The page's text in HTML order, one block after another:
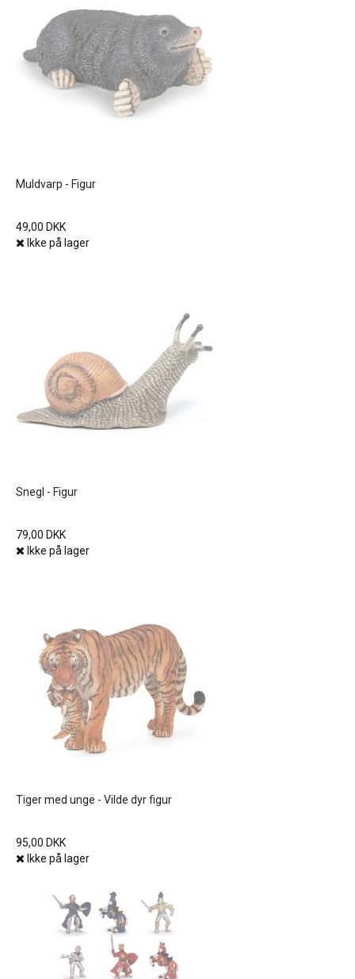
Muldvarp - Figur
49,00 DKK
Ikke på lager
Snegl - Figur
79,00 DKK
Ikke på lager
Tiger med unge - Vilde dyr figur
95,00 DKK
Ikke på lager